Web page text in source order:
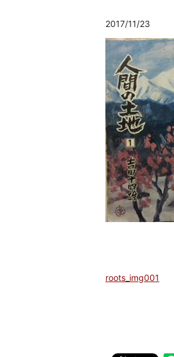
2017/11/23
roots_img001